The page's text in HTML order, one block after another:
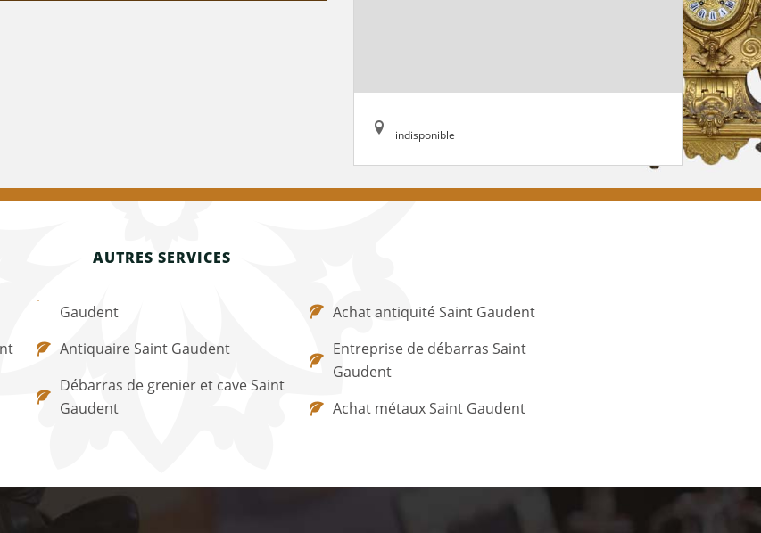
indisponible
AUTRES SERVICES
Gaudent
Antiquaire Saint Gaudent
Débarras de grenier et cave Saint
Gaudent
Achat antiquité Saint Gaudent
Entreprise de débarras Saint
Gaudent
Achat métaux Saint Gaudent